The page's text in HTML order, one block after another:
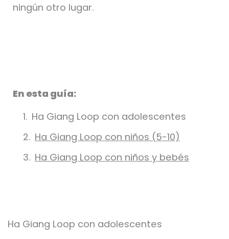
ningún otro lugar.
En esta guía:
Ha Giang Loop con adolescentes
Ha Giang Loop con niños (5-10)
Ha Giang Loop con niños y bebés
Ha Giang Loop con adolescentes